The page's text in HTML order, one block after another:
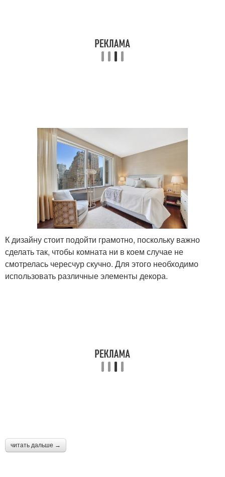
Спальня с темной
кроватью
Спальня с темной
мебелью
Лофт в светлых тонах Мебель для спальни
Кремовая спальня
Спальни в кремовом
цвете
К дизайну стоит подойти грамотно, поскольку важно
сделать так, чтобы комната ни в коем случае не
смотрелась чересчур скучно. Для этого необходимо
использовать различные элементы декора.
читать дальше →